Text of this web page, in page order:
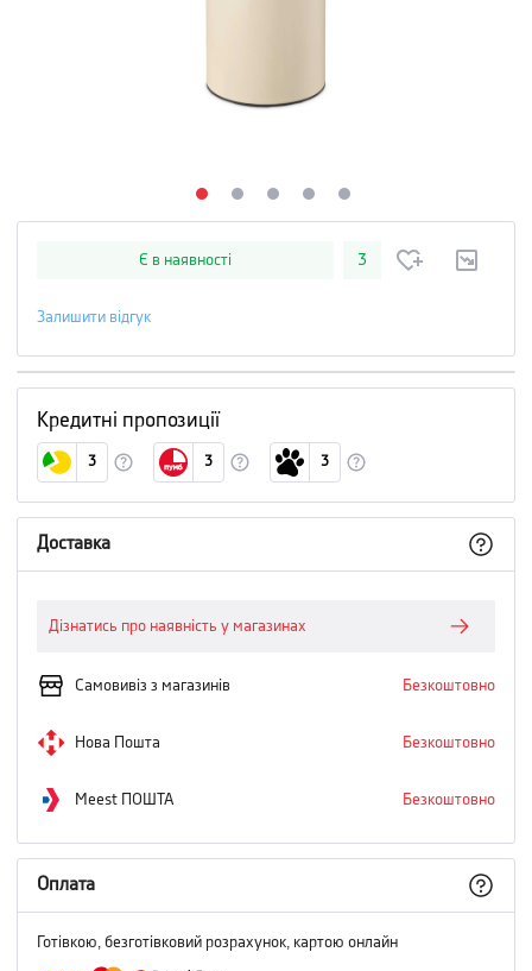
Є в наявності 3
Залишити відгук
Кредитні пропозиції
3 3 3
Доставка
Дізнатись про наявність у магазинах
Самовивіз з магазинів Безкоштовно
Нова Пошта Безкоштовно
Meest ПОШТА Безкоштовно
Оплата
Готівкою, безготівковий розрахунок, картою онлайн